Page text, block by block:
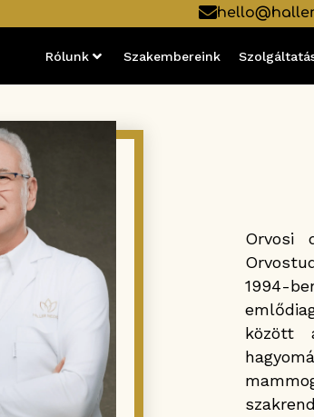
Rólunk Szakembereink
Orvosi
között